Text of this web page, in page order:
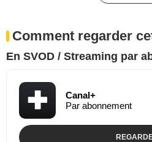
Comment regarder
En SVOD / Streaming par
Canal+
Par abonnement